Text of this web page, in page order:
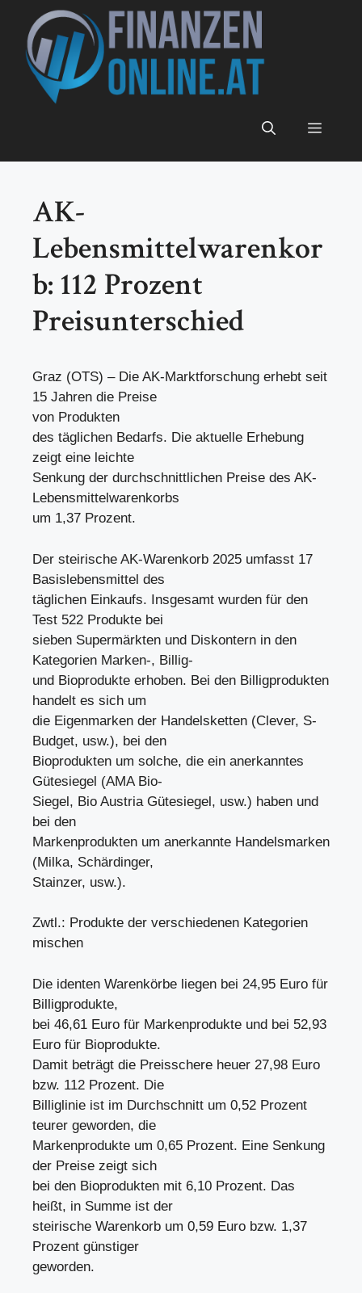
Inhalt
springen
Menü
AK-
Lebensmittelwarenkor
b: 112 Prozent
Preisunterschied
Graz (OTS) – Die AK-Marktforschung erhebt seit
15 Jahren die Preise
von Produkten
des täglichen Bedarfs. Die aktuelle Erhebung
zeigt eine leichte
Senkung der durchschnittlichen Preise des AK-
Lebensmittelwarenkorbs
um 1,37 Prozent.
Der steirische AK-Warenkorb 2025 umfasst 17
Basislebensmittel des
täglichen Einkaufs. Insgesamt wurden für den
Test 522 Produkte bei
sieben Supermärkten und Diskontern in den
Kategorien Marken-, Billig-
und Bioprodukte erhoben. Bei den Billigprodukten
handelt es sich um
die Eigenmarken der Handelsketten (Clever, S-
Budget, usw.), bei den
Bioprodukten um solche, die ein anerkanntes
Gütesiegel (AMA Bio-
Siegel, Bio Austria Gütesiegel, usw.) haben und
bei den
Markenprodukten um anerkannte Handelsmarken
(Milka, Schärdinger,
Stainzer, usw.).
Zwtl.: Produkte der verschiedenen Kategorien
mischen
Die identen Warenkörbe liegen bei 24,95 Euro für
Billigprodukte,
bei 46,61 Euro für Markenprodukte und bei 52,93
Euro für Bioprodukte.
Damit beträgt die Preisschere heuer 27,98 Euro
bzw. 112 Prozent. Die
Billiglinie ist im Durchschnitt um 0,52 Prozent
teurer geworden, die
Markenprodukte um 0,65 Prozent. Eine Senkung
der Preise zeigt sich
bei den Bioprodukten mit 6,10 Prozent. Das
heißt, in Summe ist der
steirische Warenkorb um 0,59 Euro bzw. 1,37
Prozent günstiger
geworden.